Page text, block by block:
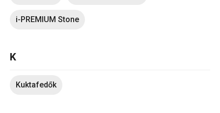
i-PREMIUM Stone
K
Kuktafedők